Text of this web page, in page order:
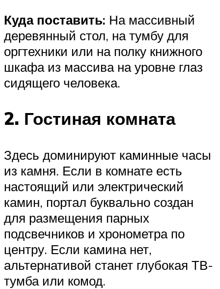
Куда поставить: На массивный
деревянный стол, на тумбу для
оргтехники или на полку книжного
шкафа из массива на уровне глаз
сидящего человека.
2. Гостиная комната
Здесь доминируют каминные часы
из камня. Если в комнате есть
настоящий или электрический
камин, портал буквально создан
для размещения парных
подсвечников и хронометра по
центру. Если камина нет,
альтернативой станет глубокая ТВ-
тумба или комод.